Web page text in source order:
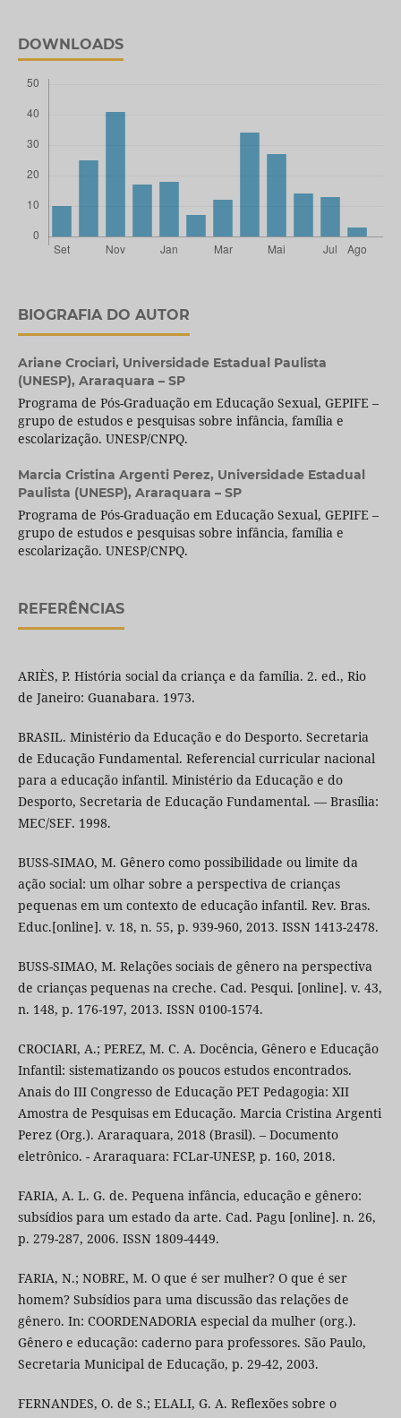
DOWNLOADS
BIOGRAFIA DO AUTOR
Ariane Crociari, Universidade Estadual Paulista
(UNESP), Araraquara – SP
Programa de Pós-Graduação em Educação Sexual, GEPIFE –
grupo de estudos e pesquisas sobre infância, família e
escolarização. UNESP/CNPQ.
Marcia Cristina Argenti Perez, Universidade Estadual
Paulista (UNESP), Araraquara – SP
Programa de Pós-Graduação em Educação Sexual, GEPIFE –
grupo de estudos e pesquisas sobre infância, família e
escolarização. UNESP/CNPQ.
REFERÊNCIAS
ARIÈS, P. História social da criança e da família. 2. ed., Rio
de Janeiro: Guanabara. 1973.
BRASIL. Ministério da Educação e do Desporto. Secretaria
de Educação Fundamental. Referencial curricular nacional
para a educação infantil. Ministério da Educação e do
Desporto, Secretaria de Educação Fundamental. — Brasília:
MEC/SEF. 1998.
BUSS-SIMAO, M. Gênero como possibilidade ou limite da
ação social: um olhar sobre a perspectiva de crianças
pequenas em um contexto de educação infantil. Rev. Bras.
Educ.[online]. v. 18, n. 55, p. 939-960, 2013. ISSN 1413-2478.
BUSS-SIMAO, M. Relações sociais de gênero na perspectiva
de crianças pequenas na creche. Cad. Pesqui. [online]. v. 43,
n. 148, p. 176-197, 2013. ISSN 0100-1574.
CROCIARI, A.; PEREZ, M. C. A. Docência, Gênero e Educação
Infantil: sistematizando os poucos estudos encontrados.
Anais do III Congresso de Educação PET Pedagogia: XII
Amostra de Pesquisas em Educação. Marcia Cristina Argenti
Perez (Org.). Araraquara, 2018 (Brasil). – Documento
eletrônico. - Araraquara: FCLar-UNESP, p. 160, 2018.
FARIA, A. L. G. de. Pequena infância, educação e gênero:
subsídios para um estado da arte. Cad. Pagu [online]. n. 26,
p. 279-287, 2006. ISSN 1809-4449.
FARIA, N.; NOBRE, M. O que é ser mulher? O que é ser
homem? Subsídios para uma discussão das relações de
gênero. In: COORDENADORIA especial da mulher (org.).
Gênero e educação: caderno para professores. São Paulo,
Secretaria Municipal de Educação, p. 29-42, 2003.
FERNANDES, O. de S.; ELALI, G. A. Reflexões sobre o